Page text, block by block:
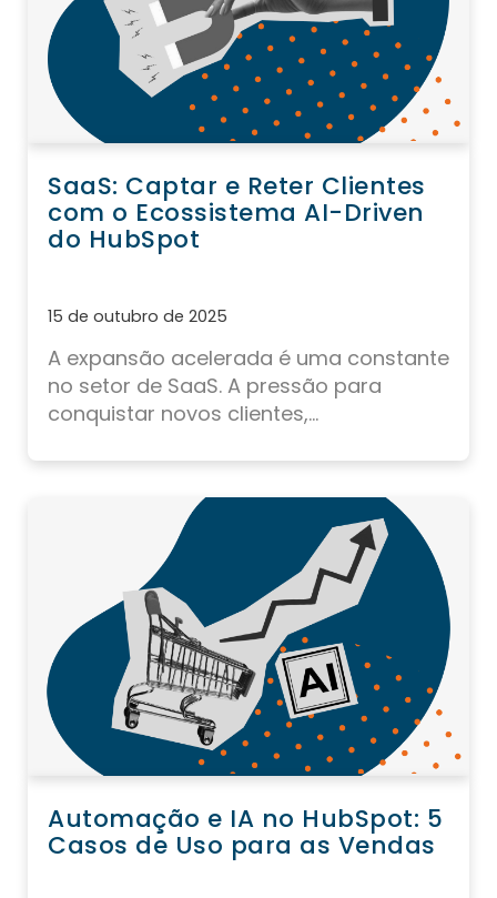
SaaS: Captar e Reter Clientes
com o Ecossistema AI-Driven
do HubSpot
15 de outubro de 2025
A expansão acelerada é uma constante
no setor de SaaS. A pressão para
conquistar novos clientes,...
Automação e IA no HubSpot: 5
Casos de Uso para as Vendas